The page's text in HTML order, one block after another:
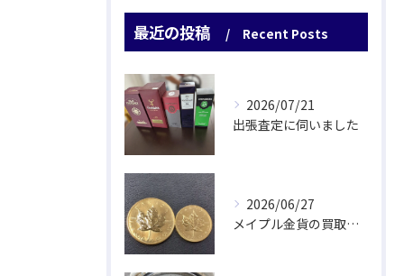
最近の投稿 Recent Posts
2026/07/21
出張査定に伺いました
2026/06/27
メイプル金貨の買取をさせていただきました